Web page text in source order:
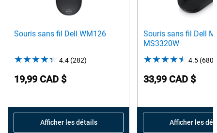
Souris sans fil Dell WM126
4.4 (282)
stars.
282
19,99 CAD $
Afficher les détails
Souris sans fil Dell
MS3320W
4.5 (680)
33,99 CAD $
Afficher les